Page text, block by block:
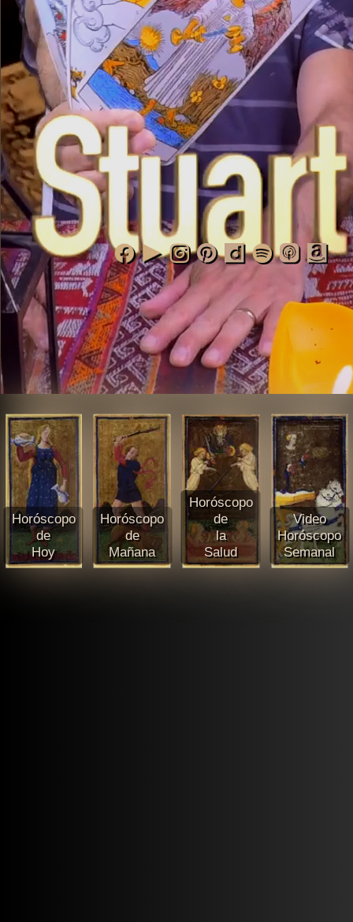
Horóscopo
de
Hoy
Horóscopo
de
Mañana
Horóscopo
de
la
Salud
Video
Horóscopo
Semanal